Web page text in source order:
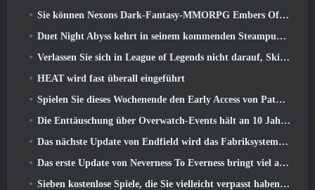
Sie können Nexons Dark-Fantasy-MMORPG Embers Of The Uncrowned während des Steam Next Fest ausprobieren
Duet Night Abyss kehrt in seinem kommenden Steampunk-Update in den Frost von Icelake zurück
Verlassen Sie sich in League of Legends nicht darauf, Skins von Drittanbietern zu erhalten
HEAT wird fast überall eingeführt
Spielen Sie dieses Wochenende den Early Access von Path of Exile 2 kostenlos
Die Enttäuschung über Overwatch-Events hält an 10 Jahresjubiläum
Das nächste Update von Endfield wird das Fabriksystem verbessern
Das erste Update von Neverness To Everness bringt viel auf den Tisch
Sieben kostenlose Spiele, die Sie vielleicht verpasst haben und die Teil des Steam Ocean Fest sind